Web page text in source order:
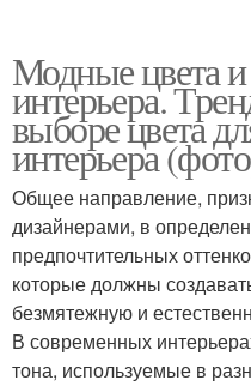
Модные цвета и
интерьера.
выборе цвета
интерьера
Общее направление,
дизайнерами, в
предпочтительных
которые должны
безмятежную и
В современных
тона, используемые в